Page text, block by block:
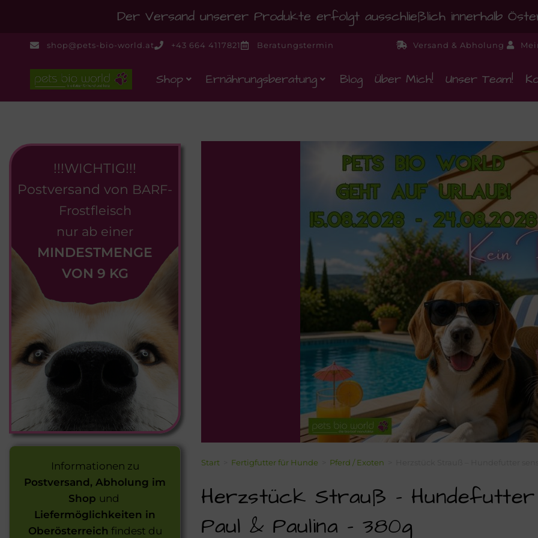
Der Versand unserer Produkte erfolgt ausschließlich innerhalb
shop@pets-bio-world.at +43 664 4117821 Beratungstermin Versand & Abholung
Shop Ernährungsberatung Blog Über Mich! Unser Team!
!!!WICHTIG!!!
Postversand von BARF-
Frostfleisch
nur ab einer
MINDESTMENGE
VON 9 KG
Informationen zu
Postversand, Abholung im
Shop und
Liefermöglichkeiten in
Oberösterreich findest du
Start Fertigfutter für Hunde Pferd / Exoten
Herzstück Strauß – Hundefutter
Paul & Paulina – 380g